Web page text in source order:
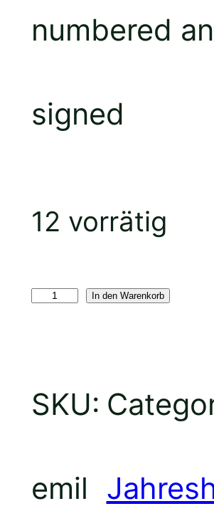
numbered
signed
12 vorrätig
M
I
In den Warenkorb
SKU:
emil